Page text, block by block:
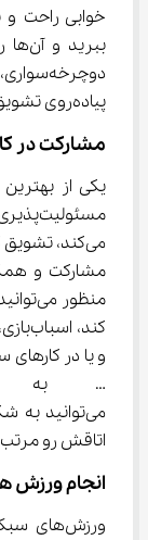
خوابی راحت و
پیاده‌روی تشویق کنید.
مشارکت در
یکی از
مشارکت و
… به
می‌توانید
اتاقش رو مرتب می‌کنه؟»
انجام ورزش